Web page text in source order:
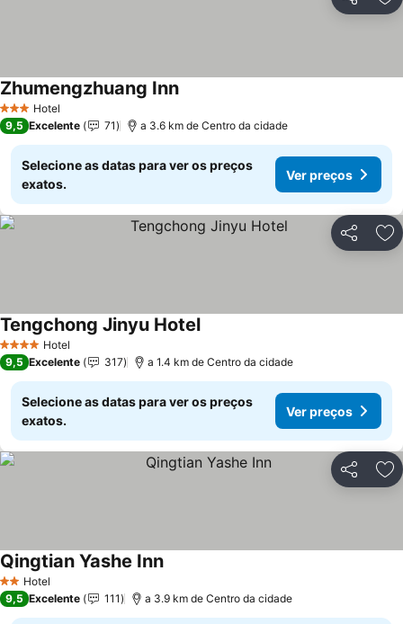
Partilhar
3 EstrelasHotel
Zhumengzhuang InnVer preços
9,5 Excelente 71 a 3.6 km de Centro da cidade
Selecione as datas para ver os preços
exatos.
Ver preços
Partilhar
4 EstrelasHotel
Tengchong Jinyu HotelVer preços
9,5 Excelente 317 a 1.4 km de Centro da cidade
Selecione as datas para ver os preços
exatos.
Ver preços
Partilhar
2 Estrelas
Hotel
Qingtian Yashe InnVer preços
9,5 Excelente 111 a 3.9 km de Centro da cidade